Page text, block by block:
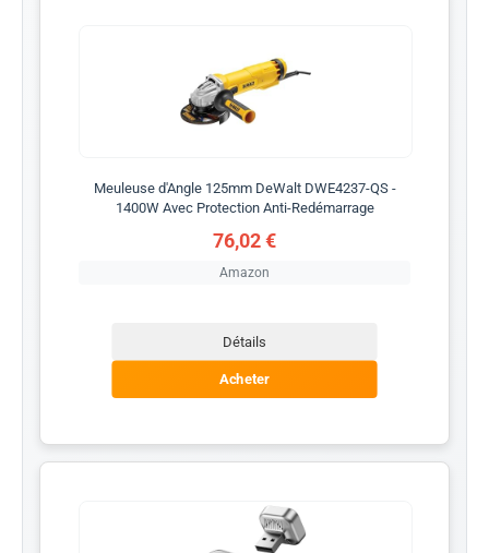
Meuleuse d'Angle 125mm DeWalt DWE4237-QS -
1400W Avec Protection Anti-Redémarrage
76,02 €
Amazon
Détails
Acheter